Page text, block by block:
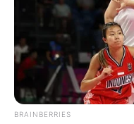
BRAINBERRIES